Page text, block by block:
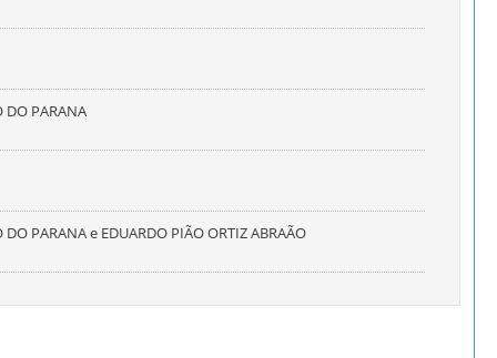
DO PARANA
DO PARANA e EDUARDO PIÃO ORTIZ ABRAÃO